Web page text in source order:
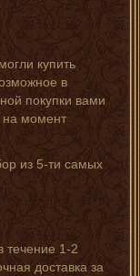
купить
в
покупки вами
на момент
из 5-ти самых
течение 1-2
доставка за